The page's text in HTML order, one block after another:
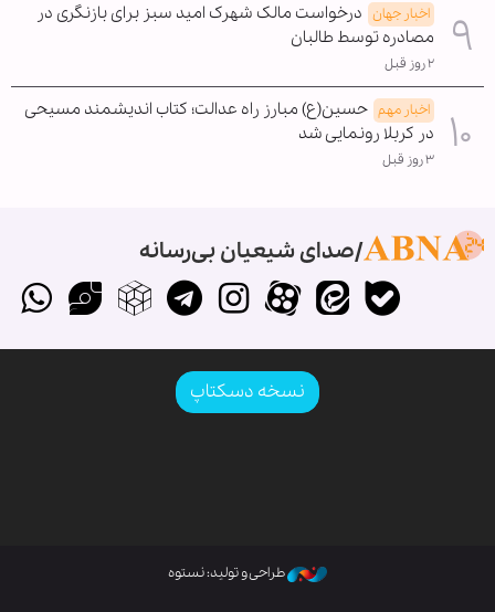
اخبار جهان درخواست مالک شهرک امید سبز برای بازنگری در
مصادره توسط طالبان
۲ روز قبل
اخبار مهم حسین(ع) مبارز راه عدالت؛ کتاب اندیشمند مسیحی
در کربلا رونمایی شد
۳ روز قبل
صدای شیعیان بی‌رسانه
نسخه دسکتاپ
طراحی و تولید: نستوه